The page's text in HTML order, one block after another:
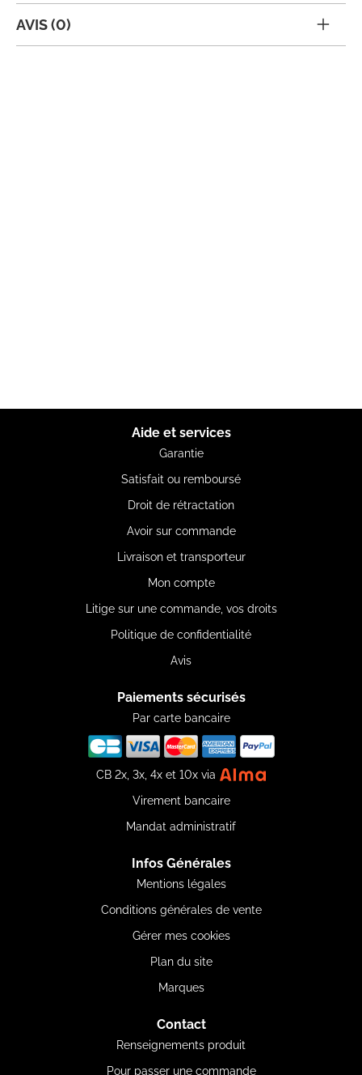
AVIS (0)
Aide et services
Garantie
Satisfait ou remboursé
Droit de rétractation
Avoir sur commande
Livraison et transporteur
Mon compte
Litige sur une commande, vos droits
Politique de confidentialité
Avis
Paiements sécurisés
Par carte bancaire
CB 2x, 3x, 4x et 10x via
Virement bancaire
Mandat administratif
Infos Générales
Mentions légales
Conditions générales de vente
Gérer mes cookies
Plan du site
Marques
Contact
Renseignements produit
Pour passer une commande